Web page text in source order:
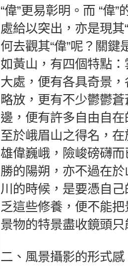
“偉”更易彰明。而 “偉
處給以突出，亦是現
何去觀其“偉”呢？關
如黃山，有四個特點
大處，便有各具奇景
略放，更有不少鬱鬱
邊，便有許多自由自
至於峨眉山之得名，
雄偉巍峨，險峻磅礴
勝的陽朔，亦不過在
川的時候，是要憑自
乏這些修養，便不能
景物的特景盡收鏡頭
二、風景攝影的形式感